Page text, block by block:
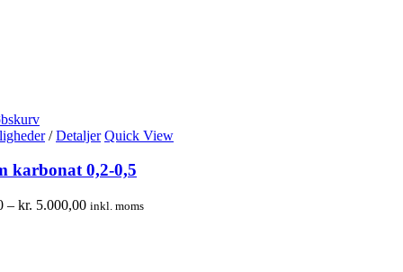
/ Detaljer Quick View
karbonat 0,2-0,5
– kr. 5.000,00 inkl. moms